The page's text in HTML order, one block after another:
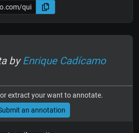
byEnrique Cadícamo
extract your want to annotate.
an annotation